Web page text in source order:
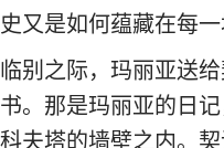
史又是如何蕴藏在每
临别之际，玛丽亚送
书。那是玛丽亚的日
科夫塔的墙壁之内。